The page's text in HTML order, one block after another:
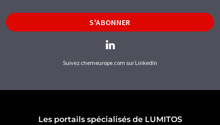
S'ABONNER
Suivez chemeurope.com sur LinkedIn
Les portails spécialisés de LUMITOS